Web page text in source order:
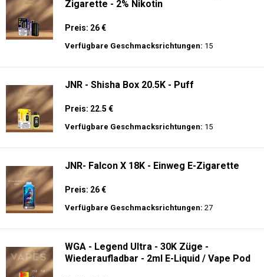
Zigarette - 2% Nikotin
Preis: 26 €
Verfügbare Geschmacksrichtungen: 15
JNR - Shisha Box 20.5K - Puff
Preis: 22.5 €
Verfügbare Geschmacksrichtungen: 15
JNR- Falcon X 18K - Einweg E-Zigarette
Preis: 26 €
Verfügbare Geschmacksrichtungen: 27
WGA - Legend Ultra - 30K Züge -
Wiederaufladbar - 2ml E-Liquid / Vape Pod